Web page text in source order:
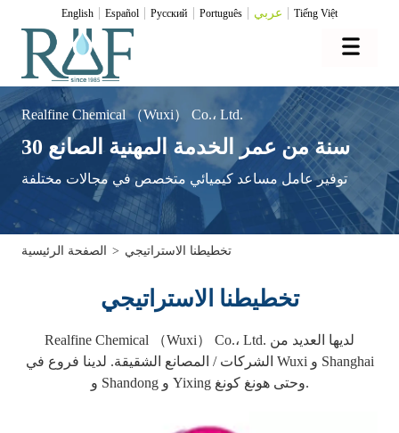
English Español Pусский Português عربي Tiếng Việt
Realfine Chemical （Wuxi） Co.، Ltd.
30 سنة من عمر الخدمة المهنية الصانع
توفير عامل مساعد كيميائي متخصص في مجالات مختلفة
الصفحة الرئيسية > تخطيطنا الاستراتيجي
تخطيطنا الاستراتيجي
Realfine Chemical （Wuxi） Co.، Ltd. لديها العديد من
الشركات / المصانع الشقيقة. لدينا فروع في Wuxi و Shanghai
و Shandong و Yixing وحتى هونغ كونغ.